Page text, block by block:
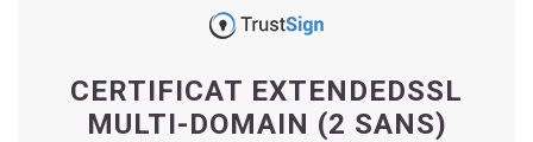
CERTIFICAT EXTENDEDSSL
MULTI-DOMAIN (2 SANS)